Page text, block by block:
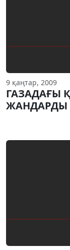
9 қаңтар, 2009
ГАЗАДАҒЫ